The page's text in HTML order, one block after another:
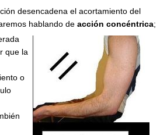
desencadena el acortamiento del
hablando de acción concéntrica;
que la
o